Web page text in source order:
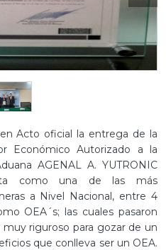
Acto oficial la entrega de la
Económico Autorizado a la
AGENAL A. YUTRONIC
como una de las más
a Nivel Nacional, entre 4
OEA´s; las cuales pasaron
riguroso para gozar de un
que conlleva ser un OEA.